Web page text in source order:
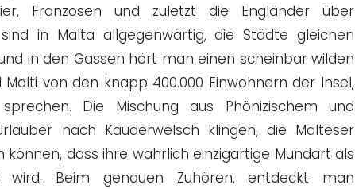
Franzosen und zuletzt die Engländer über
in Malta allgegenwärtig, die Städte gleichen
in den Gassen hört man einen scheinbar wilden
von den knapp 400.000 Einwohnern der Insel,
Die Mischung aus Phönizischem und
nach Kauderwelsch klingen, die Malteser
dass ihre wahrlich einzigartige Mundart als
wird. Beim genauen Zuhören, entdeckt man